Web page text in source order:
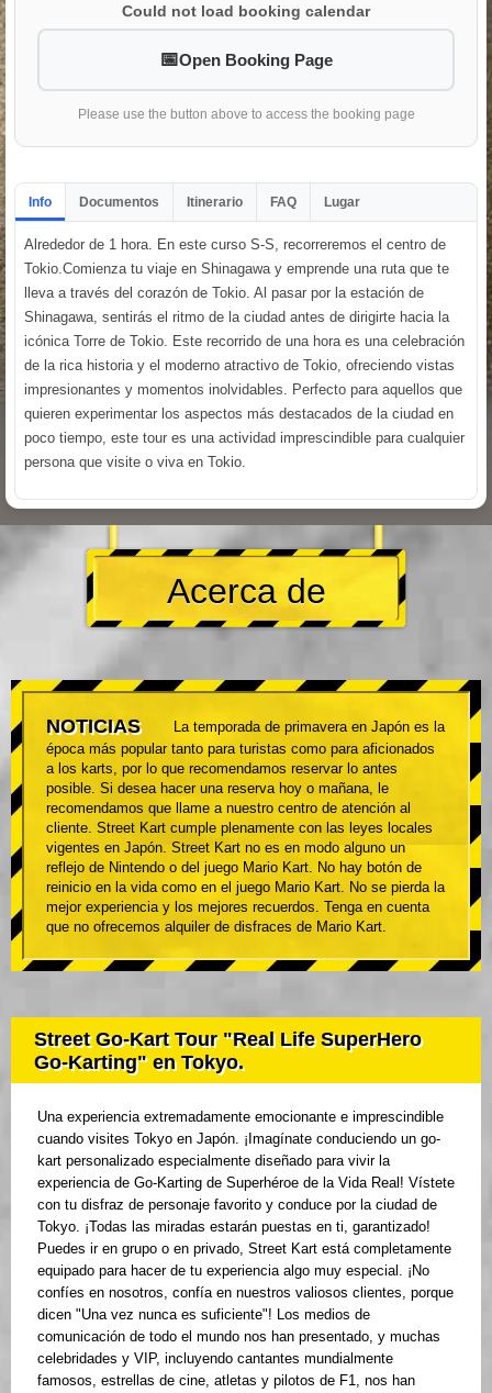
Could not load booking calendar
Open Booking Page
Please use the button above to access the booking page
Info Documentos Itinerario FAQ Lugar
Alrededor de 1 hora. En este curso S-S, recorreremos el centro de
Tokio.Comienza tu viaje en Shinagawa y emprende una ruta que te
lleva a través del corazón de Tokio. Al pasar por la estación de
Shinagawa, sentirás el ritmo de la ciudad antes de dirigirte hacia la
icónica Torre de Tokio. Este recorrido de una hora es una celebración
de la rica historia y el moderno atractivo de Tokio, ofreciendo vistas
impresionantes y momentos inolvidables. Perfecto para aquellos que
quieren experimentar los aspectos más destacados de la ciudad en
poco tiempo, este tour es una actividad imprescindible para cualquier
persona que visite o viva en Tokio.
Acerca de
NOTICIAS
La temporada de primavera en Japón es la
época más popular tanto para turistas como para aficionados
a los karts, por lo que recomendamos reservar lo antes
posible. Si desea hacer una reserva hoy o mañana, le
recomendamos que llame a nuestro centro de atención al
cliente. Street Kart cumple plenamente con las leyes locales
vigentes en Japón. Street Kart no es en modo alguno un
reflejo de Nintendo o del juego Mario Kart. No hay botón de
reinicio en la vida como en el juego Mario Kart. No se pierda la
mejor experiencia y los mejores recuerdos. Tenga en cuenta
que no ofrecemos alquiler de disfraces de Mario Kart.
Street Go-Kart Tour "Real Life SuperHero
Go-Karting" en Tokyo.
Una experiencia extremadamente emocionante e imprescindible
cuando visites Tokyo en Japón. ¡Imagínate conduciendo un go-
kart personalizado especialmente diseñado para vivir la
experiencia de Go-Karting de Superhéroe de la Vida Real! Vístete
con tu disfraz de personaje favorito y conduce por la ciudad de
Tokyo. ¡Todas las miradas estarán puestas en ti, garantizado!
Puedes ir en grupo o en privado, Street Kart está completamente
equipado para hacer de tu experiencia algo muy especial. ¡No
confíes en nosotros, confía en nuestros valiosos clientes, porque
dicen "Una vez nunca es suficiente"! Los medios de
comunicación de todo el mundo nos han presentado, y muchas
celebridades y VIP, incluyendo cantantes mundialmente
famosos, estrellas de cine, atletas y pilotos de F1, nos han